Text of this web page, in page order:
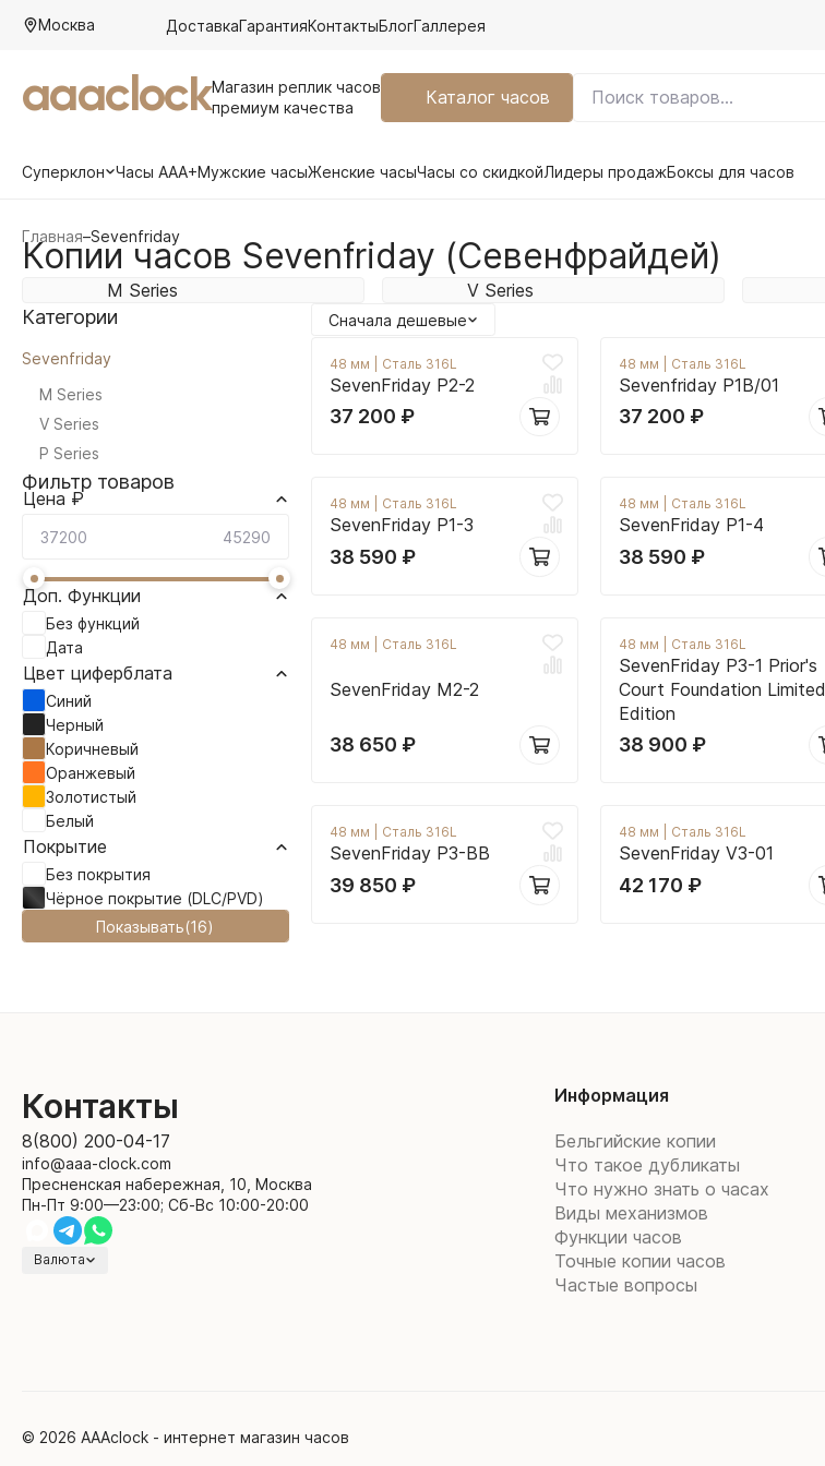
Москва ДоставкаГарантияКонтактыБлогГаллерея
aaaclockМагазин реплик часов
премиум качества
Каталог часов
Суперклон Часы AAA+Мужские часыЖенские часыЧасы со скидкойЛидеры продажБоксы для часов
Главная–Sevenfriday
Копии часов Sevenfriday (Севенфрайдей)
M Series V Series
Сначала дешевые
48 мм Сталь 316L
SevenFriday P2-2
37 200 ₽
48 мм Сталь 316L
Sevenfriday P1B/01
37 200 ₽
48 мм Сталь 316L
SevenFriday P1-3
38 590 ₽
48 мм Сталь 316L
SevenFriday P1-4
38 590 ₽
48 мм Сталь 316L
SevenFriday M2-2
38 650 ₽
48 мм Сталь 316L
SevenFriday P3-1 Prior's
Court Foundation Limited
Edition
38 900 ₽
48 мм Сталь 316L
SevenFriday P3-BB
39 850 ₽
48 мм Сталь 316L
SevenFriday V3-01
42 170 ₽
Категории
Sevenfriday
M Series
V Series
P Series
Фильтр товаров
Цена ₽
Доп. Функции
Без функций
Дата
Цвет циферблата
Синий
Черный
Коричневый
Оранжевый
Золотистый
Белый
Покрытие
Без покрытия
Чёрное покрытие (DLC/PVD)
Показывать(16)
Контакты
8(800) 200-04-17
info@aaa-clock.com
Пресненская набережная, 10, Москва
Пн-Пт 9:00—23:00; Сб-Вс 10:00-20:00
Валюта
Информация
Бельгийские копии
Что такое дубликаты
Что нужно знать о часах
Виды механизмов
Функции часов
Точные копии часов
Частые вопросы
© 2026 AAAclock - интернет магазин часов